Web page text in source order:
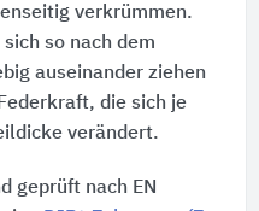
verkrümmen.
so nach dem
auseinander ziehen
die sich je
verändert.
geprüft nach EN